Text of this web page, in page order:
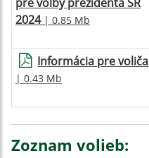
2024| 0.85 Mb
Informácia pre voliča
| 0.43 Mb
Zoznam volieb: